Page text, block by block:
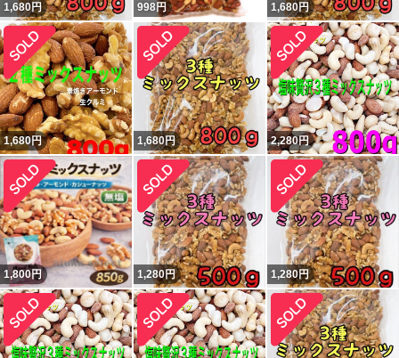
1,680円 998円 1,680円
1,680円 1,680円 2,280円
1,800円 1,280円 1,280円